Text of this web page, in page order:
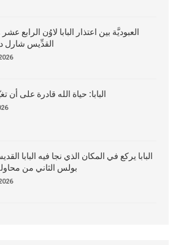
العبوديَّة بين اعتذار البابا لاوُن الرابع
القدِّيس شارل
البابا: حياة الله قادرة على أن
البابا يركع في المكان الذي نجا فيه البابا
بولس الثاني من